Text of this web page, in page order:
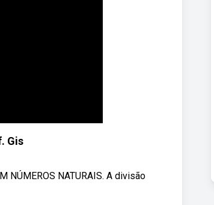
Gis
NÚMEROS NATURAIS. A divisão